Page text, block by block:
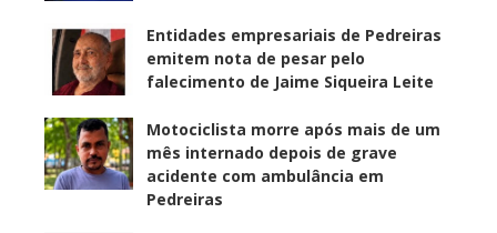
Entidades empresariais de Pedreiras
emitem nota de pesar pelo
falecimento de Jaime Siqueira Leite
Motociclista morre após mais de um
mês internado depois de grave
acidente com ambulância em
Pedreiras